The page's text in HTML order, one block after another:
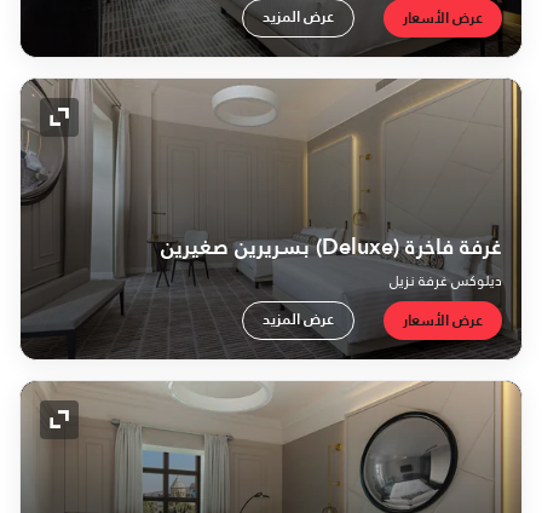
عرض الأسعار عرض المزيد
رمز
غرفة فاخرة (Deluxe) بسريرين صغيرين
ديلوكس غرفة نزيل
عرض الأسعار عرض المزيد
رمز